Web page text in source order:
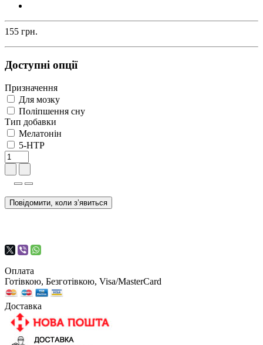
155 грн.
Доступні опції
Призначення
Для мозку
Поліпшення сну
Тип добавки
Мелатонін
5-HTP
Повідомити, коли з’явиться
Оплата
Готівкою, Безготівкою, Visa/MasterCard
Доставка